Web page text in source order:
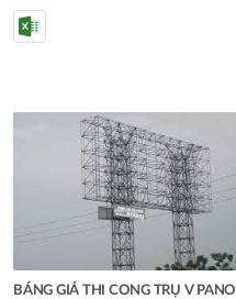
BÁNG GIÁ THI CONG TRỤ V PANO